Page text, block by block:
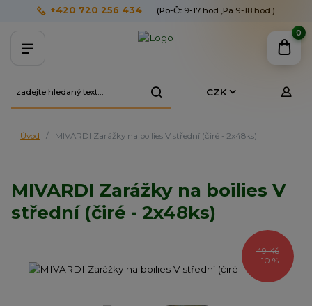
CZK
+420 720 256 434 (Po-Čt 9-17 hod.,Pá 9-18 hod.)
0
Úvod MIVARDI Zarážky na boilies V střední (čiré - 2x48ks)
MIVARDI Zarážky na boilies V
střední (čiré - 2x48ks)
49 Kč
- 10 %